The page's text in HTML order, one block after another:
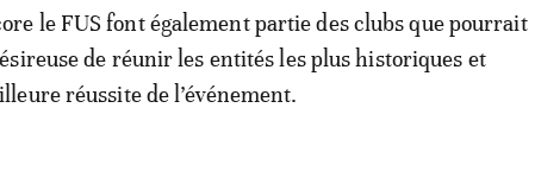
le FUS font également partie des clubs que pourrait
de réunir les entités les plus historiques et
réussite de l’événement.